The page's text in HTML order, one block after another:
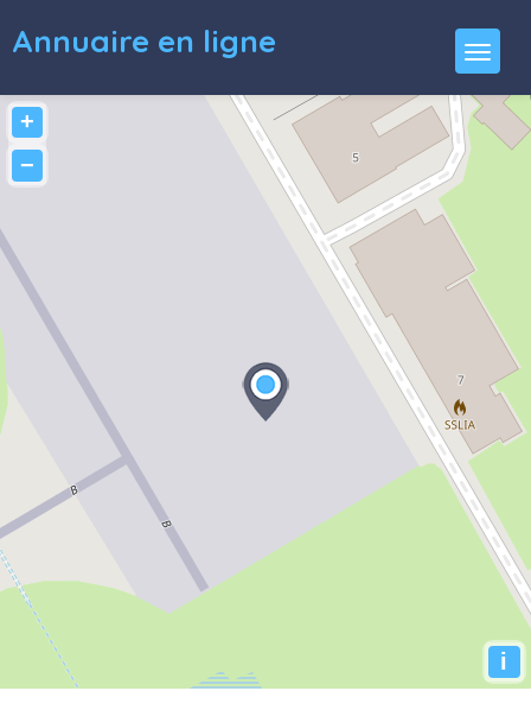
Annuaire en ligne
+
−
i